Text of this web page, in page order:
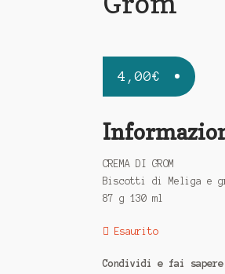
4,00€
CREMA DI GROM
Biscotti di Meliga e
87 g 130 ml
Esaurito
Condividi e fai sapere